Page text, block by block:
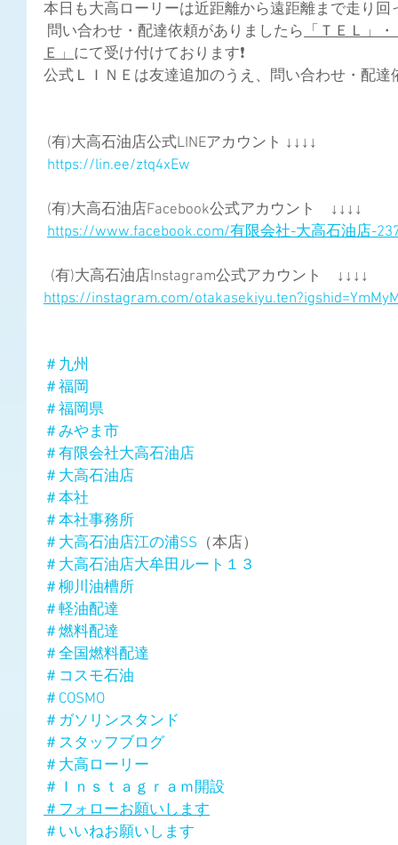
本日も大高ローリーは近距離から遠距離まで走り回
問い合わせ・配達依頼がありましたら「ＴＥＬ」
Ｅ」にて受け付けております❗
公式ＬＩＮＥは友達追加のうえ、問い合わせ・配
(有)大高石油店公式LINEアカウント ↓↓↓↓
https://lin.ee/ztq4xEw
(有)大高石油店Facebook公式アカウント　↓↓↓↓
https://www.facebook.com/有限会社-大高石油店-
  (有)大高石油店Instagram公式アカウント　↓↓↓↓
https://instagram.com/
＃九州
＃福岡
＃福岡県
＃みやま市
＃有限会社大高石油店
＃大高石油店
＃本社
＃本社事務所
＃大高石油店江の浦SS （本店）
＃大高石油店大牟田ルート１３
＃柳川油槽所
＃軽油配達
＃燃料配達
＃全国燃料配達
＃コスモ石油
＃COSMO
＃ガソリンスタンド
＃スタッフブログ
＃大高ローリー
＃Ｉｎｓｔａｇｒａｍ開設
＃フォローお願いします
＃いいねお願いします